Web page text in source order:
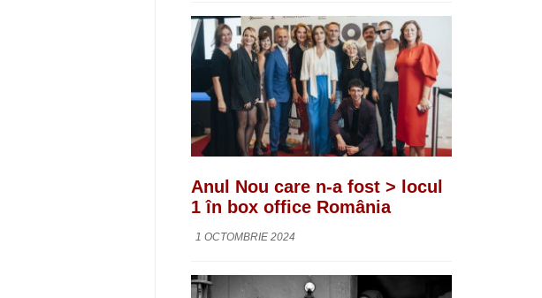
Anul Nou care n-a fost > locul
1 în box office România
1 OCTOMBRIE 2024